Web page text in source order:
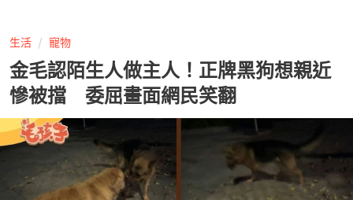
生活 寵物
金毛認陌生人做主人！正牌黑狗想親近
慘被擋 委屈畫面網民笑翻